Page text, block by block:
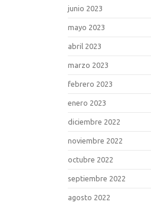
junio 2023
mayo 2023
abril 2023
marzo 2023
febrero 2023
enero 2023
diciembre 2022
noviembre 2022
octubre 2022
septiembre 2022
agosto 2022